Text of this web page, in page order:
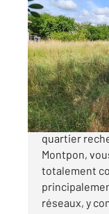
MONTPON
1083 m 2
Ref : 11175
Terrain à
41
CENTRE
quartier
Montpon,
totalement
réseaux, y